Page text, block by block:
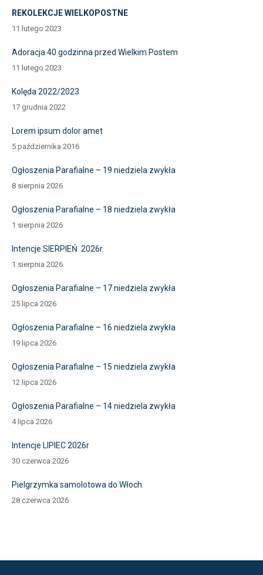
REKOLEKCJE WIELKOPOSTNE
11 lutego 2023
Adoracja 40 godzinna przed Wielkim Postem
11 lutego 2023
Kolęda 2022/2023
17 grudnia 2022
Lorem ipsum dolor amet
5 października 2016
Ogłoszenia Parafialne – 19 niedziela zwykła
8 sierpnia 2026
Ogłoszenia Parafialne – 18 niedziela zwykła
1 sierpnia 2026
Intencje SIERPIEŃ 2026r.
1 sierpnia 2026
Ogłoszenia Parafialne – 17 niedziela zwykła
25 lipca 2026
Ogłoszenia Parafialne – 16 niedziela zwykła
19 lipca 2026
Ogłoszenia Parafialne – 15 niedziela zwykła
12 lipca 2026
Ogłoszenia Parafialne – 14 niedziela zwykła
4 lipca 2026
Intencje LIPIEC 2026r
30 czerwca 2026
Pielgrzymka samolotowa do Włoch
28 czerwca 2026